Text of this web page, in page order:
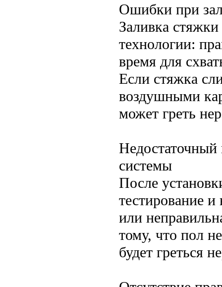
Ошибки при
Заливка
технологии:
время для
Если стяжка
воздушными
может греть
Недостаточный
системы
После
тестирование и
или
тому, что пол
будет греться